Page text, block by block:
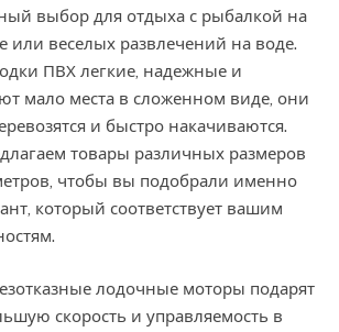
выбор для отдыха с рыбалкой на
или веселых развлечений на воде.
ПВХ легкие, надежные и
мало места в сложенном виде, они
и быстро накачиваются.
товары различных размеров
чтобы вы подобрали именно
который соответствует вашим
лодочные моторы подарят
скорость и управляемость в